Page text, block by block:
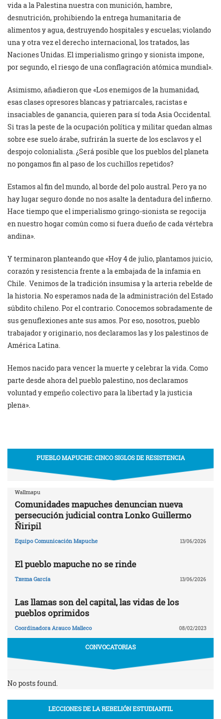
vida a la Palestina nuestra con munición, hambre,
desnutrición, prohibiendo la entrega humanitaria de
alimentos y agua, destruyendo hospitales y escuelas; violando
una y otra vez el derecho internacional, los tratados, las
Naciones Unidas. El imperialismo gringo y sionista impone,
por segundo, el riesgo de una conflagración atómica mundial».
Asimismo, añadieron que «Los enemigos de la humanidad,
esas clases opresores blancas y patriarcales, racistas e
insaciables de ganancia, quieren para sí toda Asia Occidental.
Si tras la peste de la ocupación política y militar quedan almas
sobre ese suelo árabe, sufrirán la suerte de los esclavos y el
despojo colonialista. ¿Será posible que los pueblos del planeta
no pongamos fin al paso de los cuchillos repetidos?
Estamos al fin del mundo, al borde del polo austral. Pero ya no
hay lugar seguro donde no nos asalte la dentadura del infierno.
Hace tiempo que el imperialismo gringo-sionista se regocija
en nuestro hogar común como si fuera dueño de cada vértebra
andina».
Y terminaron planteando que «Hoy 4 de julio, plantamos juicio,
corazón y resistencia frente a la embajada de la infamia en
Chile. Venimos de la tradición insumisa y la arteria rebelde de
la historia. No esperamos nada de la administración del Estado
súbdito chileno. Por el contrario. Conocemos sobradamente de
sus genuflexiones ante sus amos. Por eso, nosotros, pueblo
trabajador y originario, nos declaramos las y los palestinos de
América Latina.
Hemos nacido para vencer la muerte y celebrar la vida. Como
parte desde ahora del pueblo palestino, nos declaramos
voluntad y empeño colectivo para la libertad y la justicia
plena».
PUEBLO MAPUCHE: CINCO SIGLOS DE RESISTENCIA
Wallmapu
Comunidades mapuches denuncian nueva
persecución judicial contra Lonko Guillermo
Ñiripil
Equipo Comunicación Mapuche 13/06/2026
El pueblo mapuche no se rinde
Txema García 13/06/2026
Las llamas son del capital, las vidas de los
pueblos oprimidos
Coordinadora Arauco Malleco 08/02/2023
CONVOCATORIAS
No posts found.
LECCIONES DE LA REBELIÓN ESTUDIANTIL